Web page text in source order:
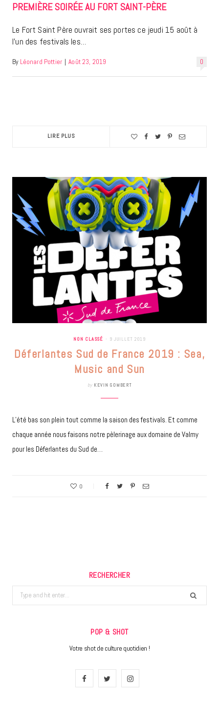
PREMIÈRE SOIRÉE AU FORT SAINT-PÈRE
Le Fort Saint Père ouvrait ses portes ce jeudi 15 août à
l’un des festivals les…
0
By Léonard Pottier | Août 23, 2019
LIRE PLUS
NON CLASSÉ 9 JUILLET 2019
Déferlantes Sud de France 2019 : Sea,
Music and Sun
by KEVIN GOMBERT
L’été bas son plein tout comme la saison des festivals. Et comme
chaque année nous faisons notre pèlerinage aux domaine de Valmy
pour les Déferlantes du Sud de…
0
RECHERCHER
Search
for:
POP & SHOT
Votre shot de culture quotidien !
F
I